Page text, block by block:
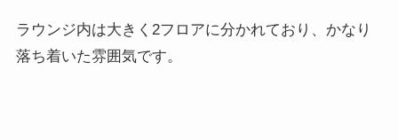
ラウンジ内は大きく2フロアに分かれており、かなり
落ち着いた雰囲気です。